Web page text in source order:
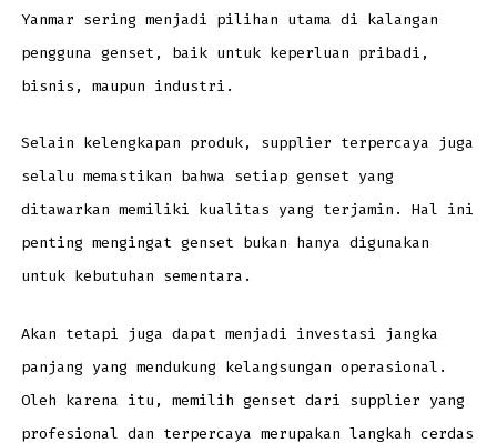
Yanmar sering menjadi pilihan utama di kalangan
pengguna genset, baik untuk keperluan pribadi,
bisnis, maupun industri.
Selain kelengkapan produk, supplier terpercaya juga
selalu memastikan bahwa setiap genset yang
ditawarkan memiliki kualitas yang terjamin. Hal ini
penting mengingat genset bukan hanya digunakan
untuk kebutuhan sementara.
Akan tetapi juga dapat menjadi investasi jangka
panjang yang mendukung kelangsungan operasional.
Oleh karena itu, memilih genset dari supplier yang
profesional dan terpercaya merupakan langkah cerdas